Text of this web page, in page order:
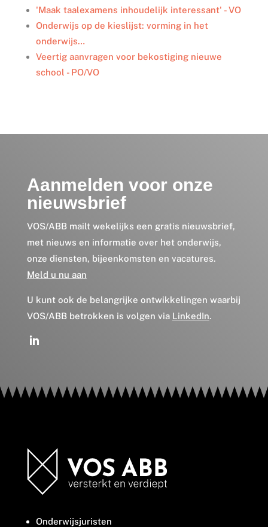
'Maak taalexamens inhoudelijk interessant' - VO
Onderwijs op de kieslijst: vorming in het
onderwijs…
Veertig aanvragen voor bekostiging nieuwe
school - PO/VO
Aanmelden voor onze
nieuwsbrief
VOS/ABB mailt wekelijks een gratis nieuwsbrief,
met nieuws en informatie over het onderwijs,
onze diensten, bijeenkomsten en vacatures.
Meld u nu aan
U kunt ook de belangrijke ontwikkelingen waarbij
VOS/ABB betrokken is volgen via LinkedIn.
Onderwijsjuristen